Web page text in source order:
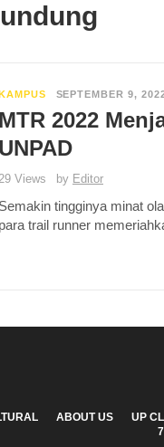
SEPTEMBER 9,
MTR 2022
UNPAD
Views by Editor
Semakin tingginya minat
para trail runner
ABOUT US UP